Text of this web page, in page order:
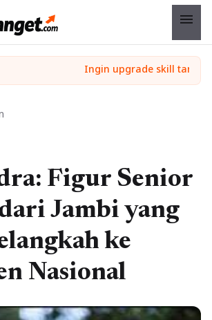
menu
Figur Senior
Jambi yang
ke
Nasional